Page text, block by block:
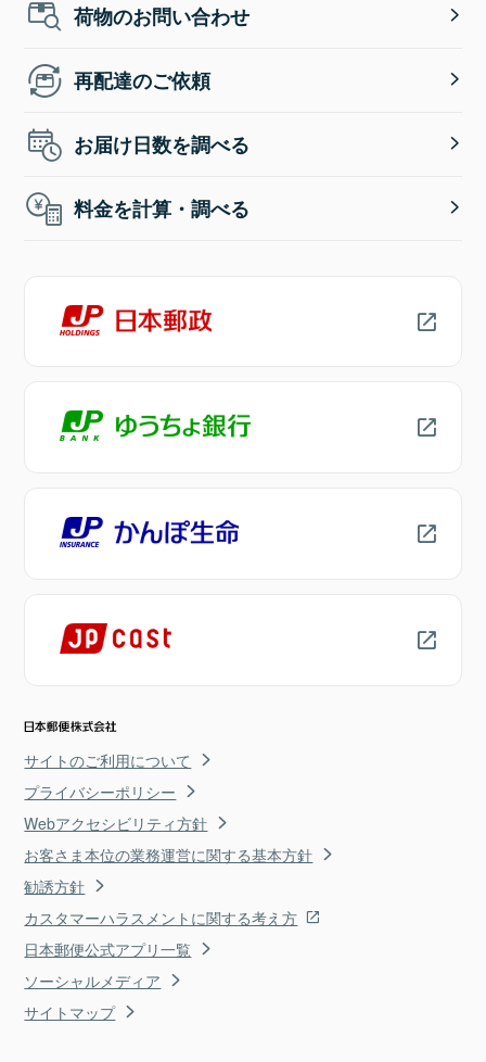
荷物のお問い合わせ
再配達のご依頼
お届け日数を調べる
料金を計算・調べる
サイトのご利用について
プライバシーポリシー
Webアクセシビリティ方針
お客さま本位の業務運営に関する基本方針
勧誘方針
カスタマーハラスメントに関する考え方
日本郵便公式アプリ一覧
ソーシャルメディア
サイトマップ